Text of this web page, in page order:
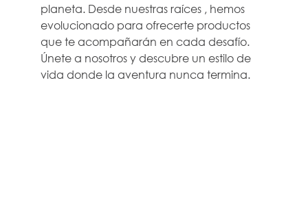
planeta. Desde nuestras raíces , hemos
evolucionado para ofrecerte productos
que te acompañarán en cada desafío.
Únete a nosotros y descubre un estilo de
vida donde la aventura nunca termina.